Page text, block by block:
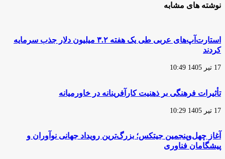
نوشته های مشابه
استارت‌آپ‌های عربی طی یک هفته ۳.۲ میلیون دلار جذب سرمایه
کردند
17 تیر 1405 10:49
تأثیرات فرهنگی بر ذهنیت کارآفرینانه در خاورمیانه
17 تیر 1405 10:29
آغاز چهل‌وپنجمین جیتکس؛ بزرگ‌ترین رویداد جهانی نوآوران و
پیشگامان فناوری